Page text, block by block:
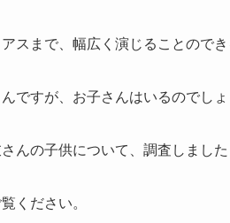
スまで、幅広く演じることのでき
ですが、お子さんはいるのでしょ
んの子供について、調査しました
ください。